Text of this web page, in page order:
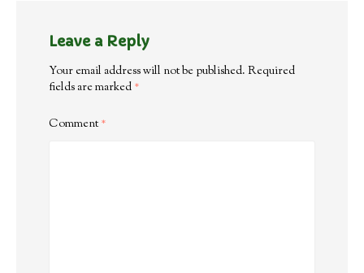
Leave a Reply
Your email address will not be published. Required
fields are marked *
Comment*